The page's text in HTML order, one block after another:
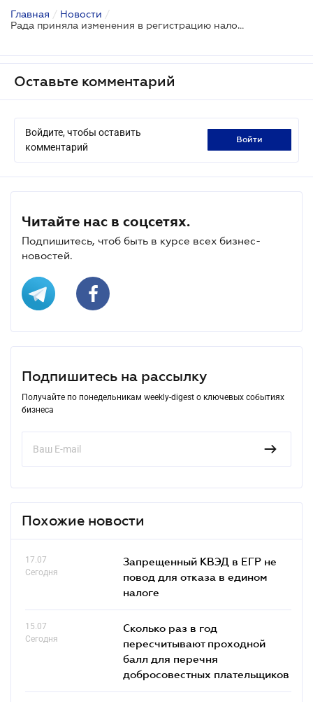
Главная / Новости /
Рада приняла изменения в регистрацию налоговых накладных
Оставьте комментарий
Войдите, чтобы оставить
комментарий
войти
Читайте нас в соцсетях.
Подпишитесь, чтоб быть в курсе всех бизнес-
новостей.
Подпишитесь на рассылку
Получайте по понедельникам weekly-digest о ключевых событиях
бизнеса
Похожие новости
17.07
Сегодня
Запрещенный КВЭД в ЕГР не
повод для отказа в едином
налоге
15.07
Сегодня
Сколько раз в год
пересчитывают проходной
балл для перечня
добросовестных плательщиков